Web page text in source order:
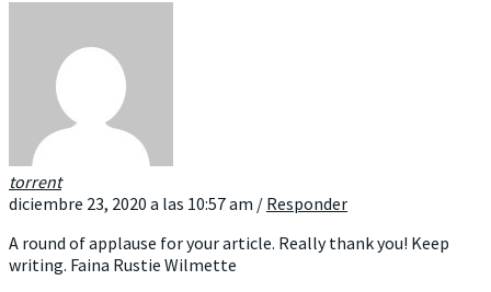
torrent
diciembre 23, 2020 a las 10:57 am / Responder
A round of applause for your article. Really thank you! Keep
writing. Faina Rustie Wilmette